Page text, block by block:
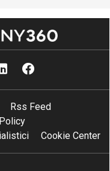
Rss Feed
Cookie Center